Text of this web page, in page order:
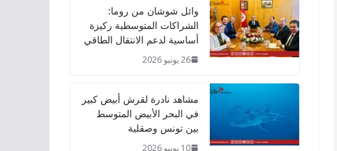
وائل شوشان من روما:
الشراكات المتوسطية ركيزة
أساسية لدعم الانتقال الطاقي
26 يونيو 2026
مشاهد نادرة لقرش أبيض كبير
في البحر الأبيض المتوسط
بين تونس وصقلية
10 يونيو 2026